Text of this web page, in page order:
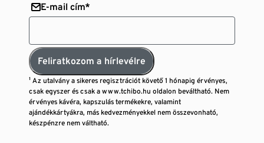
E-mail cím*
Feliratkozom a hírlevélre
¹ Az utalvány a sikeres regisztrációt követő 1 hónapig érvényes,
csak egyszer és csak a www.tchibo.hu oldalon beváltható. Nem
érvényes kávéra, kapszulás termékekre, valamint
ajándékkártyákra, más kedvezményekkel nem összevonható,
készpénzre nem váltható.